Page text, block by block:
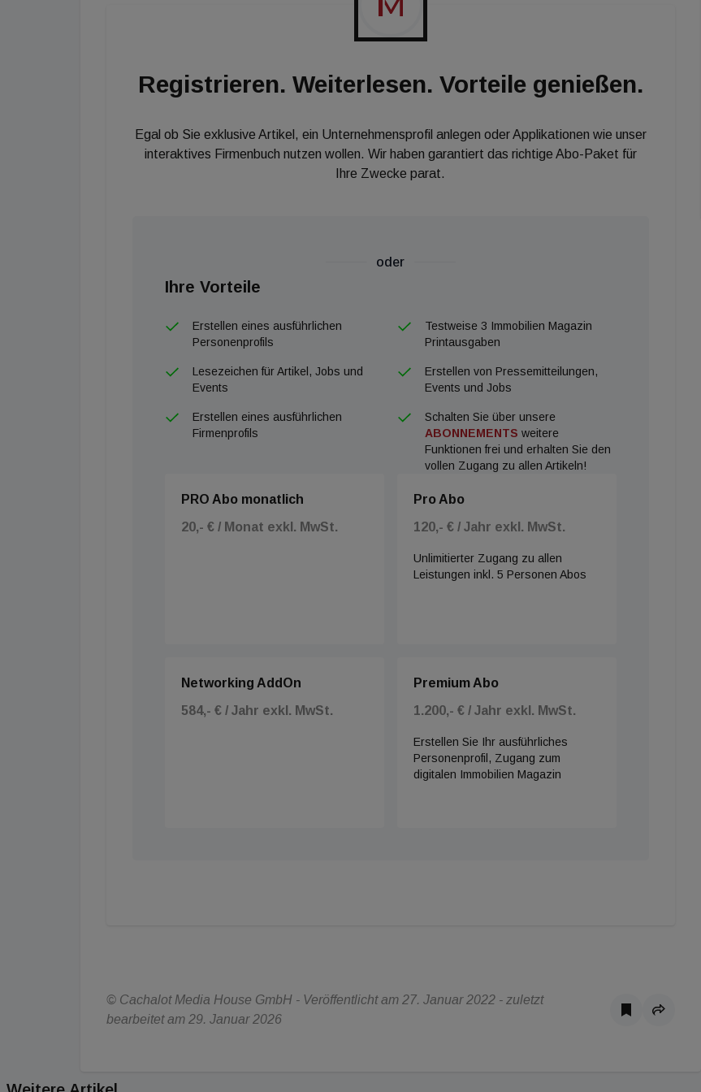
Ferienhotellerie, die insbesondere von dem boomenden Inlandstourismus profitiert, abgefangen.
Der Hotelexperte sieht auch ein Licht am Ende des Tunnels: "2020 war ein kurzer und heftiger
Wachstumszahlen werden sicher zurückkommen, denn Reisen ist ein Grundbedürfnis für immer mehr
Registrieren. Weiterlesen. Vorteile genießen.
Egal ob Sie exklusive Artikel, ein Unternehmensprofil anlegen oder Applikationen wie unser
interaktives Firmenbuch nutzen wollen. Wir haben garantiert das richtige Abo-Paket für
Ihre Zwecke parat.
oder
Ihre Vorteile
Erstellen eines ausführlichen
Personenprofils
Testweise 3 Immobilien Magazin
Printausgaben
Lesezeichen für Artikel, Jobs und
Events
Erstellen von Pressemitteilungen,
Events und Jobs
Erstellen eines ausführlichen
Firmenprofils
Schalten Sie über unsere
ABONNEMENTS weitere
Funktionen frei und erhalten Sie den
vollen Zugang zu allen Artikeln!
PRO Abo monatlich
20,- € / Monat exkl. MwSt.
Pro Abo
120,- € / Jahr exkl. MwSt.
Unlimitierter Zugang zu allen
Leistungen inkl. 5 Personen Abos
Networking AddOn
584,- € / Jahr exkl. MwSt.
Premium Abo
1.200,- € / Jahr exkl. MwSt.
Erstellen Sie Ihr ausführliches
Personenprofil, Zugang zum
digitalen Immobilien Magazin
© Cachalot Media House GmbH - Veröffentlicht am 27. Januar 2022 - zuletzt
bearbeitet am 29. Januar 2026